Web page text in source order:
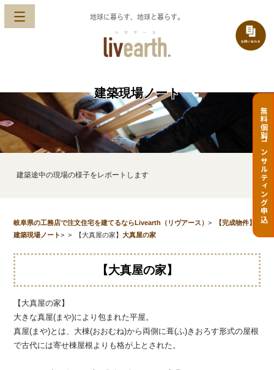
地球に暮らす、地球と暮らす。
無料個別コンサルティング申込
建築現場ノート
建築途中の現場の様子をレポートします
岐阜県の工務店で注文住宅を建てるならLivearth（リヴアース）>
建築現場ノート>
【完成物件】
大真屋の家
> 【大真屋の家】
【大真屋の家】
【大真屋の家】
大きな真屋(まや)により包まれた平屋。
真屋(まや)とは、大棟(おおむね)から両側に葺(ふ)きおろす形式の屋根
で古代には寄せ棟屋根よりも格が上とされた。